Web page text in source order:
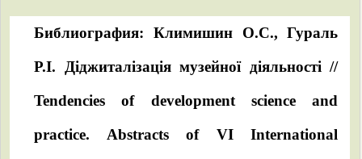
Библиография: Климишин О.С., Гураль
Р.І. Діджиталізація музейної діяльності //
Tendencies of development science and
practice. Abstracts of VI International